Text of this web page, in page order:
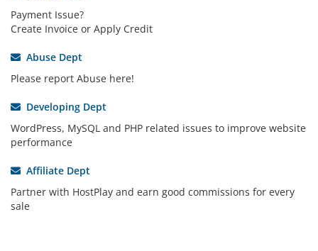
Payment Issue?
Create Invoice or Apply Credit
Abuse Dept
Please report Abuse here!
Developing Dept
WordPress, MySQL and PHP related issues to improve website
performance
Affiliate Dept
Partner with HostPlay and earn good commissions for every
sale